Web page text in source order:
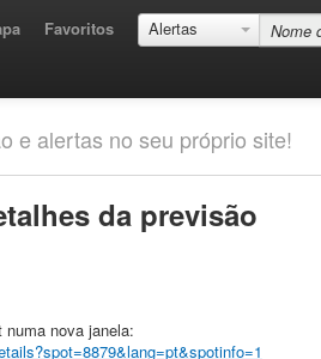
Favoritos Alertas
e alertas no seu próprio site!
da previsão
numa nova janela: